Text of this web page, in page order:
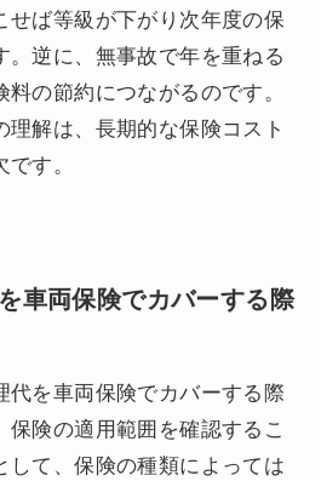
せば等級が下がり次年度の保
。逆に、無事故で年を重ねる
の節約につながるのです。
理解は、長期的な保険コスト
す。
車両保険でカバーする際
代を車両保険でカバーする際
保険の適用範囲を確認するこ
して、保険の種類によっては